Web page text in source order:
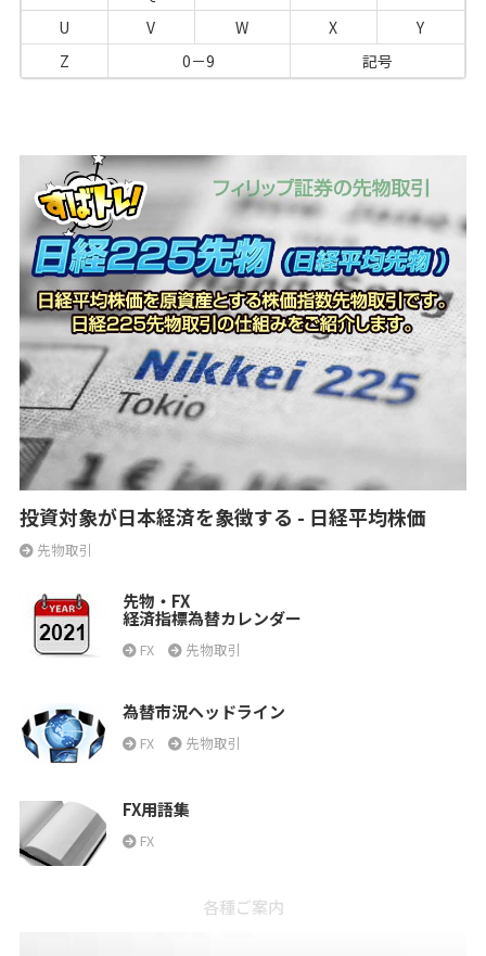
U
V W X
Y
Z
0－9 記号
投資対象が日本経済を象徴する - 日経平均株価
先物取引
先物・FX
経済指標為替カレンダー
FX 先物取引
為替市況ヘッドライン
FX 先物取引
FX用語集
FX
各種ご案内